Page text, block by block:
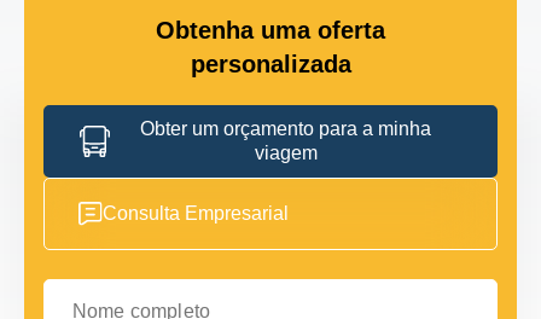
Obtenha uma oferta
personalizada
Obter um orçamento para a minha
viagem
Consulta Empresarial
Nome completo